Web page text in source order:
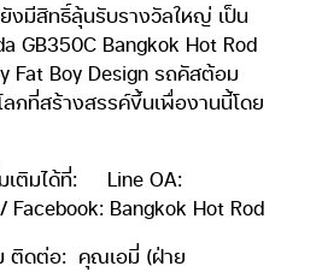
งมีสิทธิ์ลุ้นรับรางวัลใหญ่ เป็น
GB350C Bangkok Hot Rod
Fat Boy Design รถคัสต้อม
ลกที่สร้างสรรค์ขึ้นเพื่องานนี้โดย
เติมได้ที่: Line OA:
Bangkok Hot Rod
ติดต่อ: คุณเอมี่ (ฝ่าย